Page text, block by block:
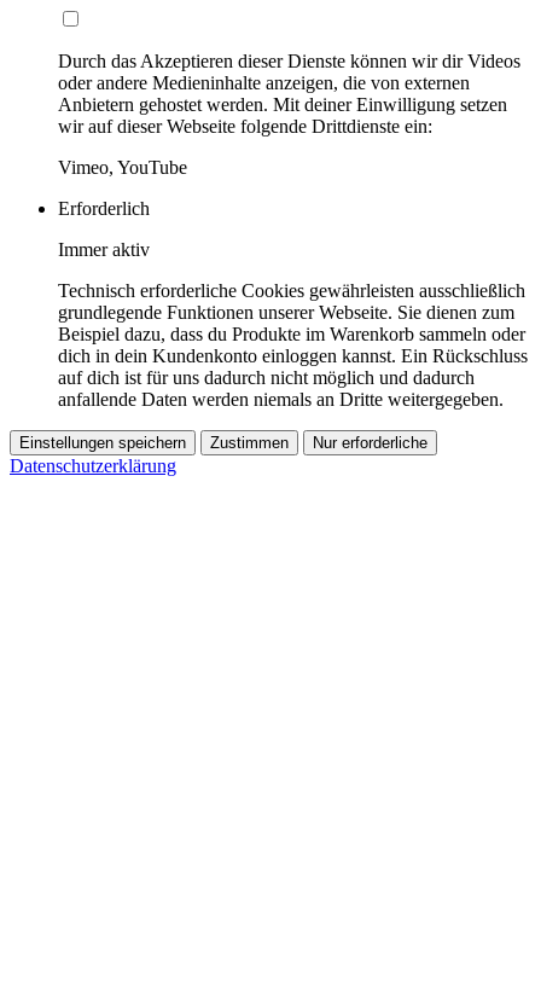
Durch das Akzeptieren dieser Dienste können wir dir Videos
oder andere Medieninhalte anzeigen, die von externen
Anbietern gehostet werden. Mit deiner Einwilligung setzen
wir auf dieser Webseite folgende Drittdienste ein:
Vimeo, YouTube
Erforderlich
Immer aktiv
Technisch erforderliche Cookies gewährleisten ausschließlich
grundlegende Funktionen unserer Webseite. Sie dienen zum
Beispiel dazu, dass du Produkte im Warenkorb sammeln oder
dich in dein Kundenkonto einloggen kannst. Ein Rückschluss
auf dich ist für uns dadurch nicht möglich und dadurch
anfallende Daten werden niemals an Dritte weitergegeben.
Einstellungen speichern Zustimmen Nur erforderliche
Datenschutzerklärung